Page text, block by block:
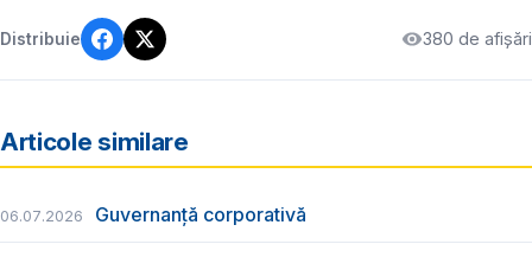
Distribuie 380 de afișări
Articole similare
06.07.2026 Guvernanță corporativă